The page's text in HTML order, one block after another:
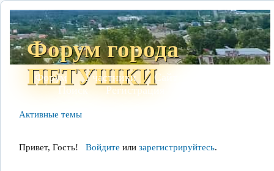
Форум города
ПЕТУШКИ
Форум Участники Сайт
Поиск
Регистрация
Активные темы
Привет, Гость! Войдите или зарегистрируйтесь.